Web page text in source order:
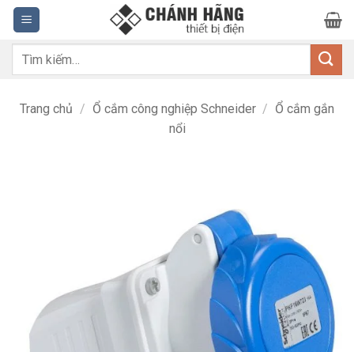
Bỏ
qua
nội
dung
Tìm
Trang chủ / Ổ cắm công nghiệp Schneider / Ổ cắm gắn
nổi